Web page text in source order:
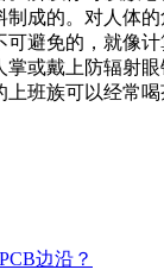
成的。对人体的
避免的，就像
或戴上防辐射
班族可以经常
边沿？